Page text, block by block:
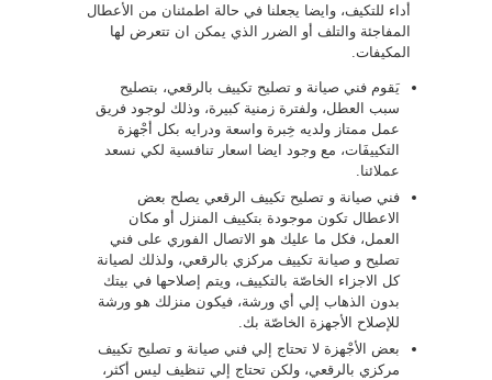
أداء للتكيف، وايضا يجعلنا في حالة اطمئنان من الأعطال
المفاجئة والتلف أو الضرر الذي يمكن ان تتعرض لها
المكيفات.
يَقوم فني صيانة و تصليح تكييف بالرقعي، بتصليح
سبب العطل، ولفترة زمنية كبيرة، وذلك لوجود فريق
عمل ممتاز ولديه خِبرة واسعة ودرايه بكل أجْهزة
التكييفَات، مع وجود ايضا اسعار تنافسية لكي نسعد
عملائنا.
فني صيانة و تصليح تكييف الرقعي يصلح بعض
الاعطال تكون موجودة بتكييف المنزل أو مكان
العمل، فكل ما عليك هو الاتصال الفوري على فني
تصليح و صيانة تكييف مركزي بالرقعي، ولذلك لصيانة
كل الاجزاء الخاصّة بالتكييف، ويتم إصلاحها في بيتك
بدون الذهاب إلي أي ورشة، فيكون منزلك هو ورشة
للإصلاح الأجهزة الخاصّة بك.
بعض الأجْهزة لا تحتاج إلي فني صيانة و تصليح تكييف
مركزي بالرقعي، ولكن تحتاج إلي تنظيف ليس أكثر،